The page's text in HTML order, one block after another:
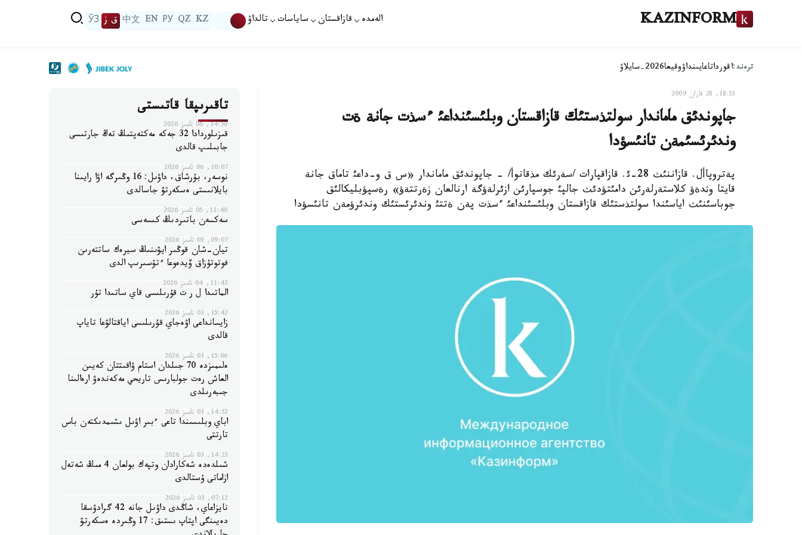
KAZINFORM الەمدە قازاقستان ساياسات تالداۋ KZ
QZ
РУ
EN
中文 ق ز ЎЗ
ترەند:اقورداتاعايىنداۋوقيعا2026-سايلاۋ
18:53, 28 قازان 2009
جاپوندئق ماماندار سولتذستئك قازاقستان وبلئسئنداعئ ءسذت جانة ةت
وندئرئسئمةن تانئسؤدا
پةتروپاأل. قازاننئث 28-ئ. قازاقپارات /سةرئك مذقانوأ/ - جاپوندئق ماماندار «س ق و-داعئ تاماق جانة
قايتا وثدةؤ كلاستةرلةرئن دامئتؤدئث جالپئ جوسپارئن ازئرلةؤگة ارنالعان زةرتتةؤ» رةسپؤبليكالئق
جوباسئنئث اياسئندا سولتذستئك قازاقستان وبلئسئنداعئ ءسذت پةن ةتتئ وندئرئستئك وندئرؤمةن تانئسؤدا
تاقىرىپقا قاتىستى
14:56, 06 تامىز 2026
قىزىلوردادا 32 جەكە مەكتەپتىڭ تەڭ جارتىسى
جابىلىپ قالدى
10:07, 06 تامىز 2026
نوسەر، بۇرشاق، داۋىل: 16 وڭىرگە اۋا رايىنا
بايلانىستى ەسكەرتۋ جاسالدى
11:40, 05 تامىز 2026
سەكسەن باتىردىڭ كىسەسى
09:07, 05 تامىز 2026
تيان-شان قوڭىر ايۋىنىڭ سيرەك ساتتەرىن
فوتوتۇزاق ۆيدەوعا ءتۇسىرىپ الدى
11:42, 04 تامىز 2026
الماتىدا ل ر ت قۇرىلىسى قاي ساتىدا تۇر
15:42, 03 تامىز 2026
زايسانداعى اۋەجاي قۇرىلىسى اياقتالۋعا تاياپ
قالدى
15:06, 03 تامىز 2026
ەلىمىزدە 70 جىلدان استام ۋاقىتتان كەيىن
العاش رەت جولبارىس تاريحي مەكەندەۋ ارەالىنا
جىبەرىلدى
14:52, 03 تامىز 2026
اباي وبلىسىندا تاعى ءبىر اۋىل ىشىمدىكتەن باس
تارتتى
14:23, 03 تامىز 2026
شىلدەدە شەكارادان وتپەك بولعان 4 مىڭ شەتەل
ازاماتى ۇستالدى
07:12, 03 تامىز 2026
نايزاعاي، شاڭدى داۋىل جانە 42 گرادۋسقا
دەيىنگى اپتاپ ىستىق: 17 وڭىردە ەسكەرتۋ